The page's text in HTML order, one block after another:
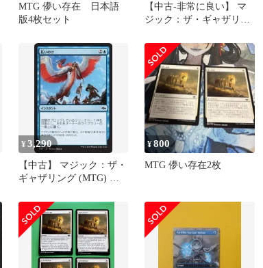
MTG 儚い存在 日本語
版4枚セット
【中古-非常に良い】 マ
ジック：ザ・ギャザリン
再編 (日本語版) シングル
カード FRF-057-C
¥3,290
【中古】 マジック：ザ・
ギャザリング (MTG) 払
語版) シングルカード
FRF-057-C
¥800
MTG 儚い存在2枚